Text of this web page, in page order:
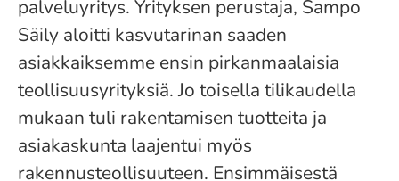
palveluyritys. Yrityksen perustaja, Sampo
Säily aloitti kasvutarinan saaden
asiakkaiksemme ensin pirkanmaalaisia
teollisuusyrityksiä. Jo toisella tilikaudella
mukaan tuli rakentamisen tuotteita ja
asiakaskunta laajentui myös
rakennusteollisuuteen. Ensimmäisestä